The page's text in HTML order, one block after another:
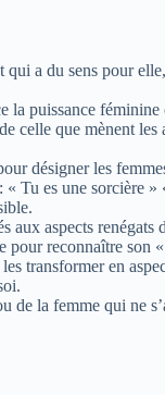
a du sens pour
puissance
celle que mènent les
désigner les
Tu es une sorcière
aux aspects
pour reconnaître son
transformer en
de la femme qui ne